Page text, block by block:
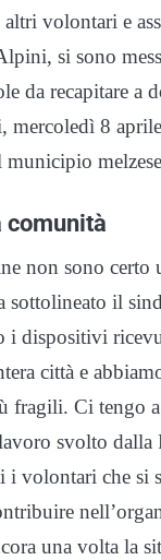
volontari e
si sono
da recapitare
mercoledì 8
municipio
comunità
non sono certo
sottolineato il
i dispositivi
città e
fragili. Ci tengo
svolto dalla
volontari che si
una volta la